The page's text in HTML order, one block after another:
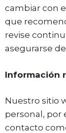
cambiar con
que
revise
asegurarse
Información
Nuestro sitio
personal, por
contacto